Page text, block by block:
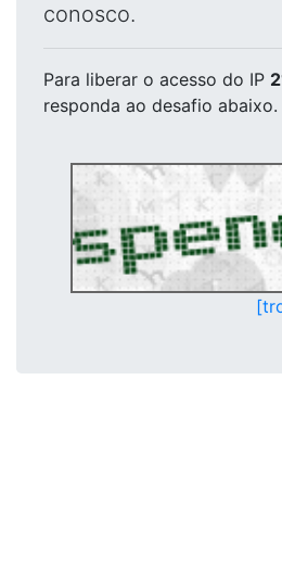
conosco.
Para liberar o acesso do IP
responda ao desafio abaixo.